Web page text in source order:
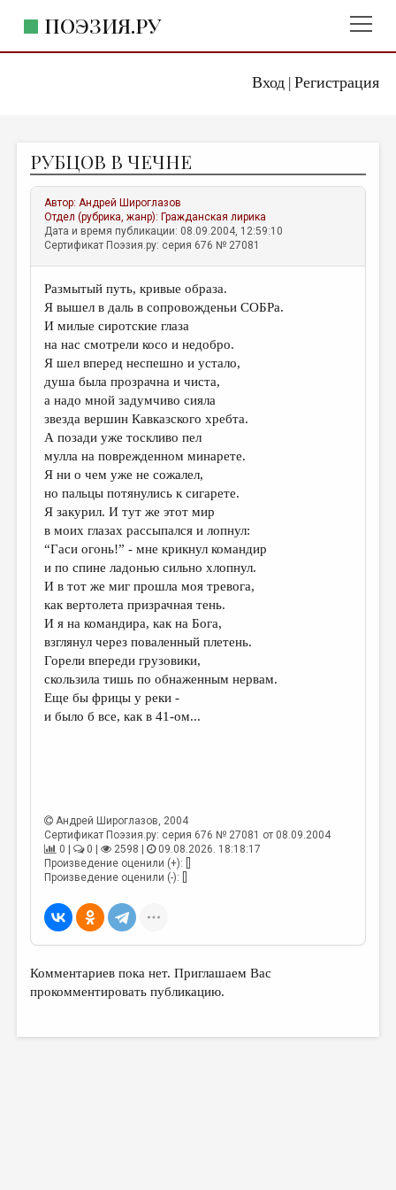
Вход| Регистрация
ПОЭЗИЯ.РУ
ЖАНРЫ
АВТОРЫ
КОММЕНТАРИИ
ЛИТСАЛОН
НОВОСТИ
ПРАВИЛА САЙТА
ОТДЕЛЫ И РУБРИКИ
ИЗБРАННОЕ
ДАЙДЖЕСТ
ПРОИЗВЕДЕНИЯ
ПЕРЕВОДЫ
КОНКУРСЫ
ДЕТСКАЯ КОМНАТА
КНИЖНАЯ ПОЛКА
ОБЗОР ЛИТЕРАТУРЫ
СТРАНИЦЫ ПАМЯТИ
ОБЪЯВЛЕНИЯ
КОЛОНКА РЕДАКТОРА
ЭССЕИСТИКА
ЛИТЕРАТУРОВЕДЕНИЕ
ПУБЛИЦИСТИКА
ЦИКЛЫ ПУБЛИКАЦИЙ
РУБЦОВ В ЧЕЧНЕ
Автор:Андрей Широглазов
Отдел (рубрика, жанр): Гражданская лирика
Дата и время публикации: 08.09.2004, 12:59:10
Сертификат Поэзия.ру: серия 676 № 27081
Размытый путь, кривые образа.
Я вышел в даль в сопровожденьи СОБРа.
И милые сиротские глаза
на нас смотрели косо и недобро.
Я шел вперед неспешно и устало,
душа была прозрачна и чиста,
а надо мной задумчиво сияла
звезда вершин Кавказского хребта.
А позади уже тоскливо пел
мулла на поврежденном минарете.
Я ни о чем уже не сожалел,
но пальцы потянулись к сигарете.
Я закурил. И тут же этот мир
в моих глазах рассыпался и лопнул:
“Гаси огонь!” - мне крикнул командир
и по спине ладонью сильно хлопнул.
И в тот же миг прошла моя тревога,
как вертолета призрачная тень.
И я на командира, как на Бога,
взглянул через поваленный плетень.
Горели впереди грузовики,
скользила тишь по обнаженным нервам.
Еще бы фрицы у реки -
и было б все, как в 41-ом...
Андрей Широглазов, 2004
Сертификат Поэзия.ру: серия 676 № 27081 от 08.09.2004
0 |
0 | 2598 |
09.08.2026. 18:18:17
Произведение оценили (+): []
Произведение оценили (-): []
Комментариев пока нет. Приглашаем Вас
прокомментировать публикацию.